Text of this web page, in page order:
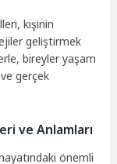
kişinin
geliştirmek
bireyler yaşam
gerçek
ve Anlamları
önemli